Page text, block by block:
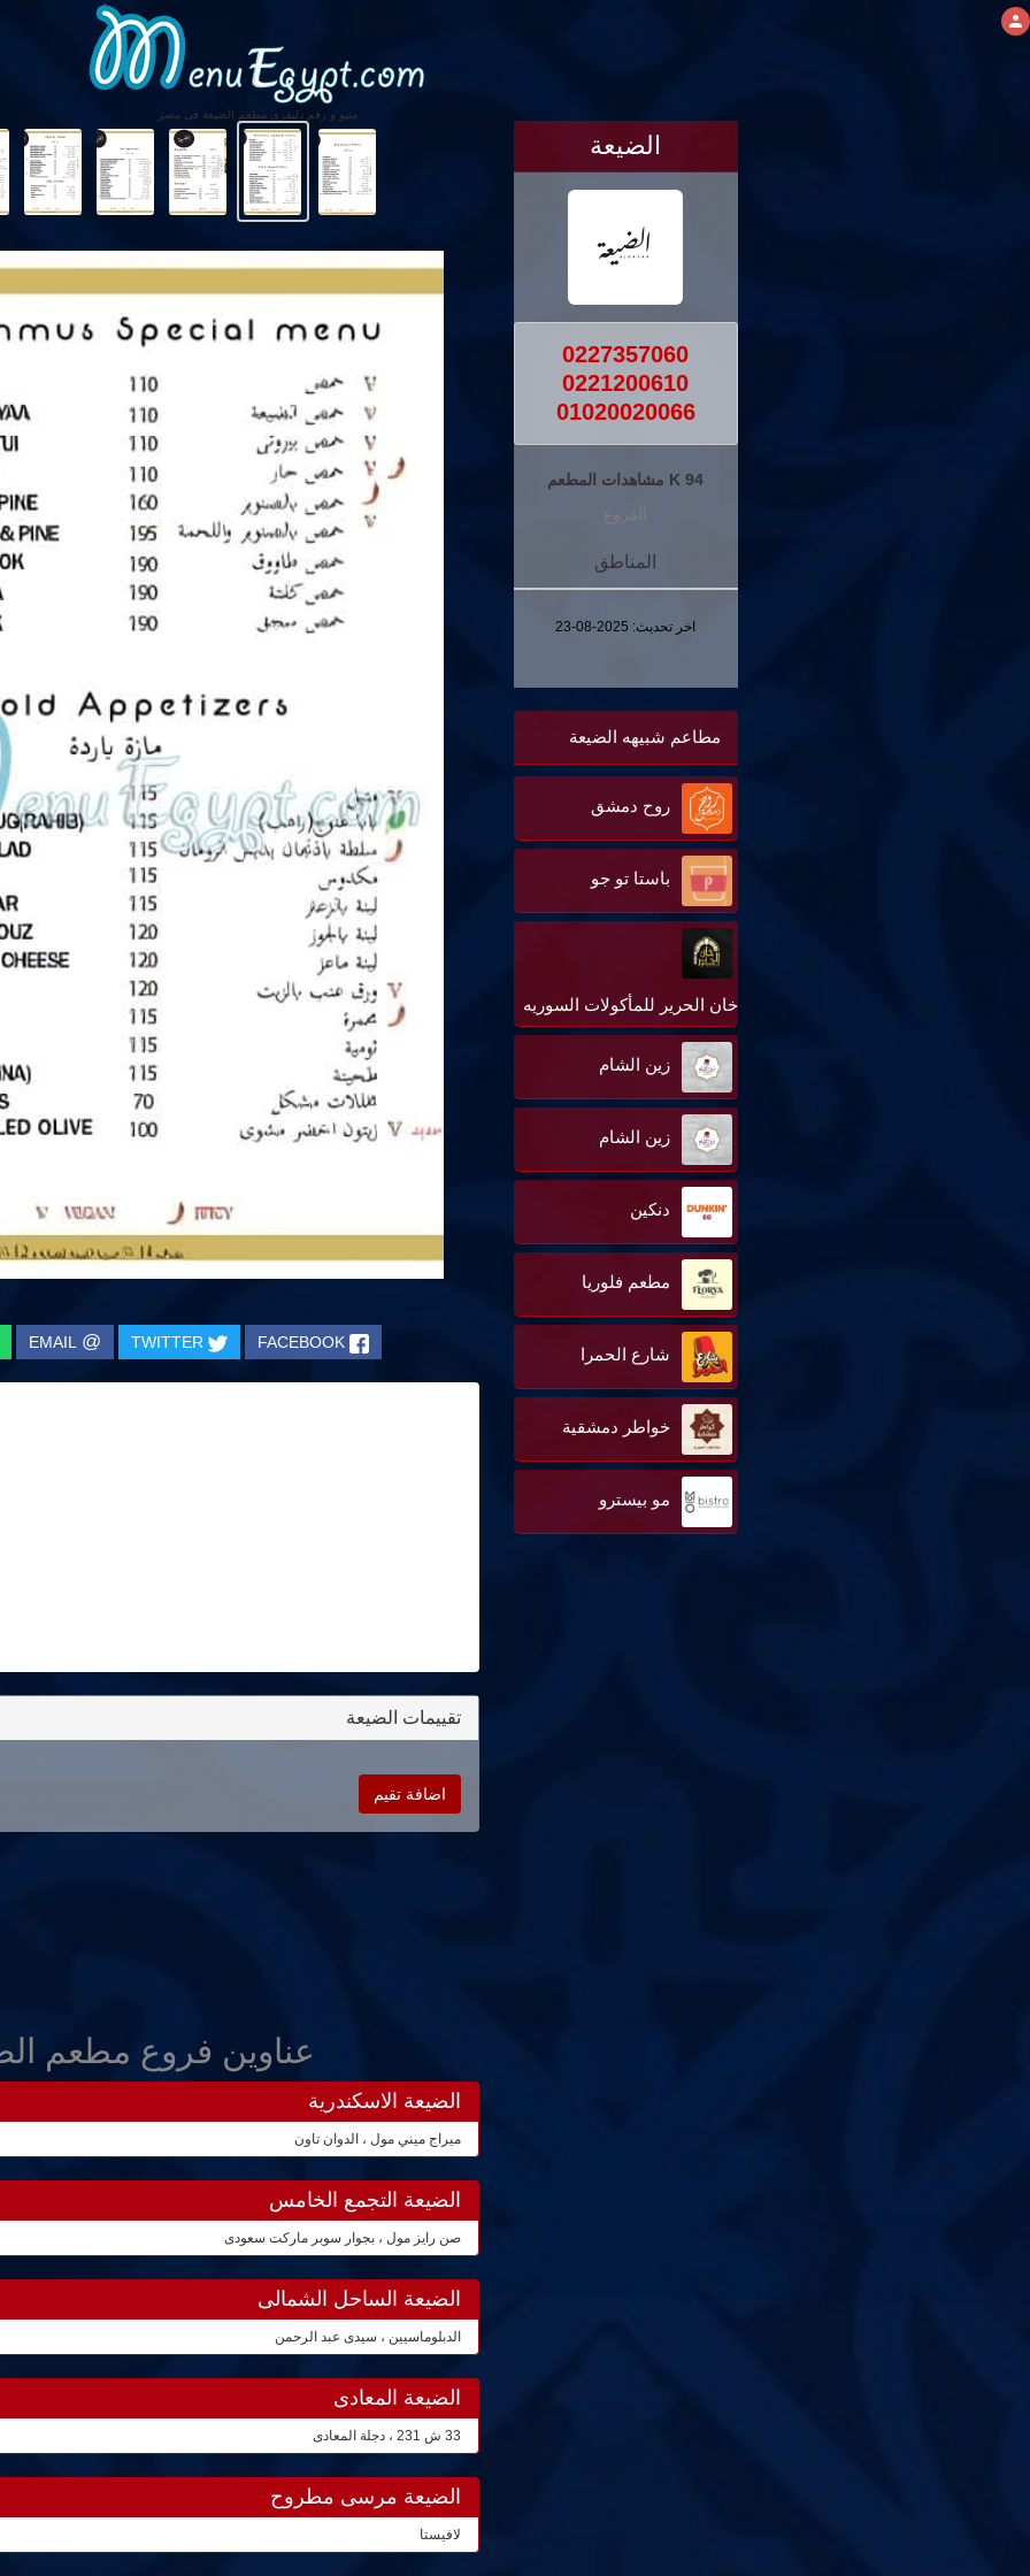
منيو و رقم دليفرى مطعم الضيعة فى مصر
الضيعة
0227357060
0221200610
01020020066
94 K مشاهدات المطعم
الفروع
المناطق
اخر تحديث: 2025-08-23
مطاعم شبيهه الضيعة
روح دمشق
باستا تو جو
خان الحرير للمأكولات السوريه
زين الشام
زين الشام
دنكين
مطعم فلوريا
شارع الحمرا
خواطر دمشقية
مو بيسترو
FACEBOOK
TWITTER
@
EMAIL
تقييمات الضيعة
اضافة تقيم
عناوين فروع مطعم
الضيعة الاسكندرية
ميراج ميني مول ، الدوان تاون
الضيعة التجمع الخامس
صن رايز مول ، بجوار سوبر ماركت سعودى
الضيعة الساحل الشمالى
الدبلوماسيين ، سيدى عبد الرحمن
الضيعة المعادى
33 ش 231 ، دجلة المعادى
الضيعة مرسى مطروح
لافيستا